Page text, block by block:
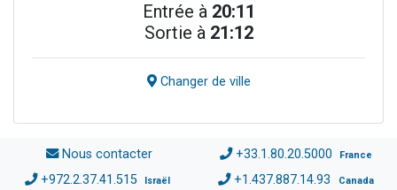
Entrée à 20:11
Sortie à 21:12
Changer de ville
Nous contacter +33.1.80.20.5000 France
+972.2.37.41.515 Israël +1.437.887.14.93 Canada